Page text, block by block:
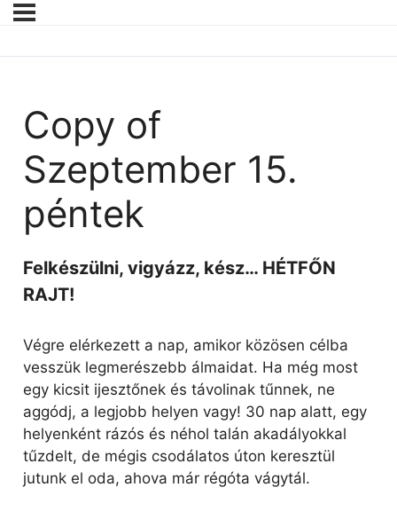
Copy of
Szeptember 15.
péntek
Felkészülni, vigyázz, kész… HÉTFŐN
RAJT!
Végre elérkezett a nap, amikor közösen célba
vesszük legmerészebb álmaidat. Ha még most
egy kicsit ijesztőnek és távolinak tűnnek, ne
aggódj, a legjobb helyen vagy! 30 nap alatt, egy
helyenként rázós és néhol talán akadályokkal
tűzdelt, de mégis csodálatos úton keresztül
jutunk el oda, ahova már régóta vágytál.